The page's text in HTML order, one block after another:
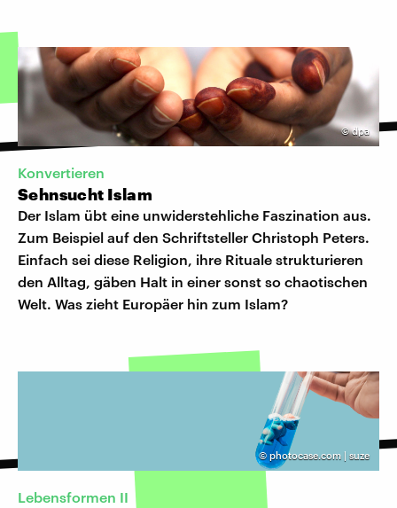
©dpa
Konvertieren
Sehnsucht Islam
Der Islam übt eine unwiderstehliche Faszination aus.
Zum Beispiel auf den Schriftsteller Christoph Peters.
Einfach sei diese Religion, ihre Rituale strukturieren
den Alltag, gäben Halt in einer sonst so chaotischen
Welt. Was zieht Europäer hin zum Islam?
© photocase.com | suze
Lebensformen II